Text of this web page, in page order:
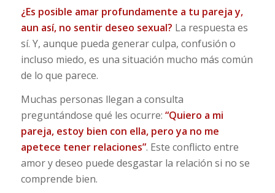
¿Es posible amar profundamente a tu pareja y,
aun así, no sentir deseo sexual? La respuesta es
sí. Y, aunque pueda generar culpa, confusión o
incluso miedo, es una situación mucho más común
de lo que parece.
Muchas personas llegan a consulta
preguntándose qué les ocurre: “Quiero a mi
pareja, estoy bien con ella, pero ya no me
apetece tener relaciones”. Este conflicto entre
amor y deseo puede desgastar la relación si no se
comprende bien.